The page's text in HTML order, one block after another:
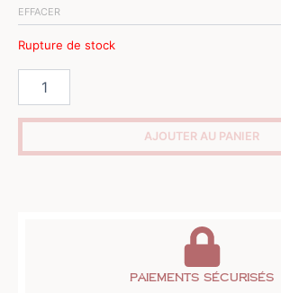
EFFACER
Rupture de stock
plaquée
or
et
bleue
AJOUTER AU PANIER
Paiements sécurisés